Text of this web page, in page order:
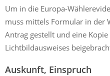
Um in die Europa-
muss mittels Formular in der
Antrag gestellt und eine
Lichtbildausweises
Auskunft, Einspruch